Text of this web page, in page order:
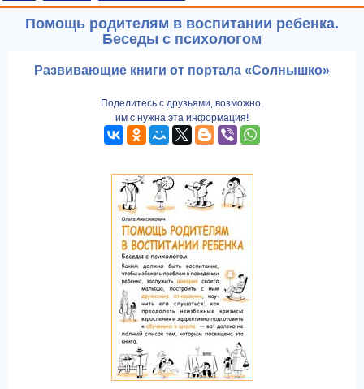
Помощь родителям в воспитании ребенка.
Беседы с психологом
Развивающие книги от портала «Солнышко»
Поделитесь с друзьями, возможно,
им с нужна эта информация!